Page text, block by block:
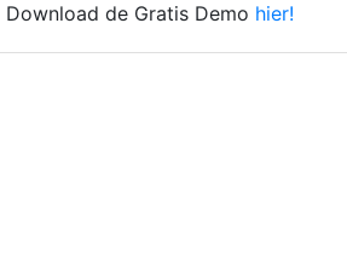
Download de Gratis Demo hier!